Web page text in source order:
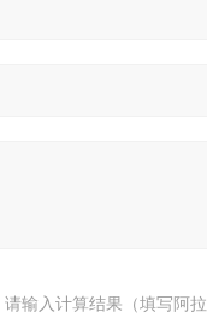
请输入计算结果（填写阿